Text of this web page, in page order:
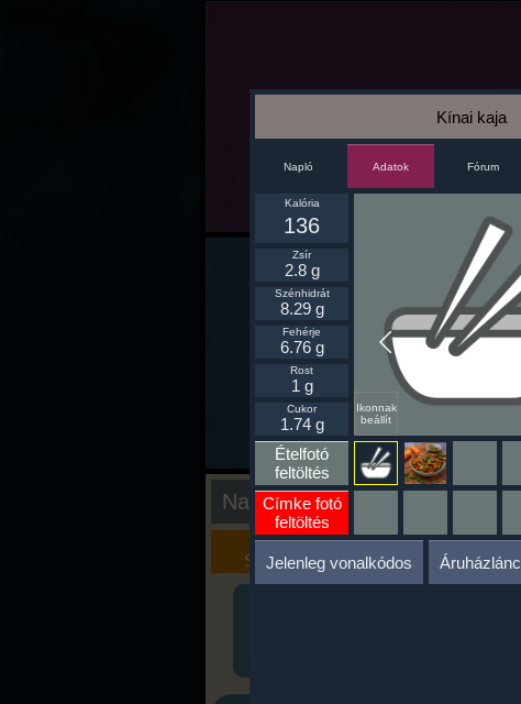
Nap kiértékelése
Kalória
Szimulátor
Szöveges
Értékelés
Kínai kaja
Napló Adatok Fórum
Ikonnak
beállít
Kalória
136
Zsír
2.8 g
Szénhidrát
8.29 g
Fehérje
6.76 g
Rost
1 g
Cukor
1.74 g
Ételfotó
feltöltés
Címke fotó
feltöltés
Jelenleg vonalkódos Áruházlánc